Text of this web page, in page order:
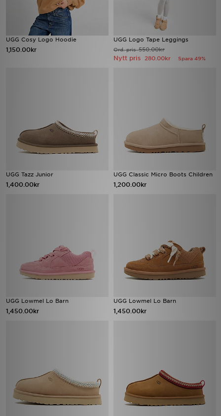
UGG Cosy Logo Hoodie
1,150.00kr
UGG Logo Tape Leggings
Ord. pris550.00kr
Nytt pris 280.00kr Spara 49%
UGG Tazz Junior
1,400.00kr
UGG Classic Micro Boots Children
1,200.00kr
UGG Lowmel Lo Barn
1,450.00kr
UGG Lowmel Lo Barn
1,450.00kr